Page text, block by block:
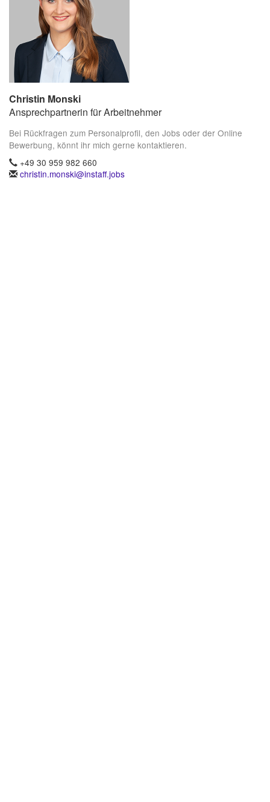
Christin Monski
Ansprechpartnerin für Arbeitnehmer
Bei Rückfragen zum Personalprofil, den Jobs oder der Online
Bewerbung, könnt ihr mich gerne kontaktieren.
+49 30 959 982 660
christin.monski@instaff.jobs